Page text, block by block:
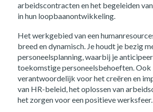
arbeidscontracten en het begeleiden
in hun loopbaanontwikkeling.
Het werkgebied van een
breed en dynamisch. Je houdt je bezig
personeelsplanning, waarbij je
toekomstige personeelsbehoeften. Ook
verantwoordelijk voor het creëren en
van HR-beleid, het oplossen van
het zorgen voor een positieve werksfeer.